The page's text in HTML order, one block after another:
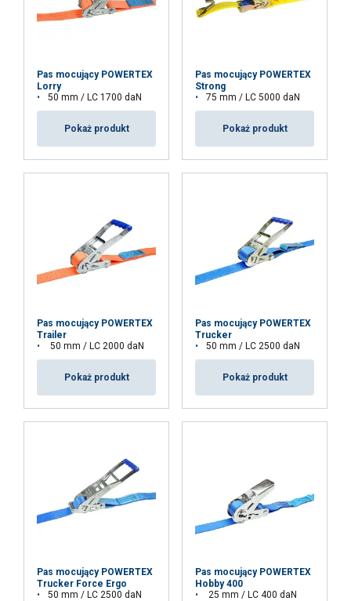
Pas mocujący POWERTEX
Lorry
50 mm / LC 1700 daN
Pokaż produkt
Pas mocujący POWERTEX
Strong
75 mm / LC 5000 daN
Pokaż produkt
Pas mocujący POWERTEX
Trailer
50 mm / LC 2000 daN
Pokaż produkt
Pas mocujący POWERTEX
Trucker
50 mm / LC 2500 daN
Pokaż produkt
Pas mocujący POWERTEX
Trucker Force Ergo
50 mm / LC 2500 daN
Pas mocujący POWERTEX
Hobby 400
25 mm / LC 400 daN
AKCEPTUJ WSZYSTKIE
POKAŻ SZCZEGÓŁY